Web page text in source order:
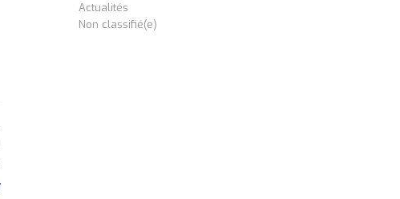
Actualités
Non classifié(e)